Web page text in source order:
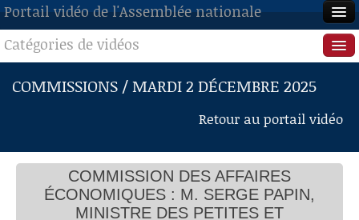
Portail vidéo de l'Assemblée nationale
ACCUEIL
EN DIRECT
RECHERCHE
AIDE À LA DÉCOUPE
DE VIDÉOS
Catégories de vidéos
Séance publique
Questions au Gouvernement
Commissions
Présidence
Évènements
COMMISSIONS / MARDI 2 DÉCEMBRE 2025
Retour au portail vidéo
COMMISSION DES AFFAIRES
ÉCONOMIQUES : M. SERGE PAPIN,
MINISTRE DES PETITES ET
Nomination de rapporteurs
M. Stéphane Travert, président
Audition de M. Serge Papin, ministre des Petites
et moyennes entreprises, du Commerce, de
l’Artisanat, du Tourisme et du Pouvoir d’achat
M. Stéphane Travert, président
Questions des représentants des groupes
M. Serge Papin, ministre
Suspension
M. Stéphane Travert, président
Questions des représentants des groupes